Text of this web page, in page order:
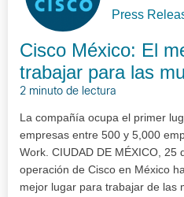
Press
Cisco México: El
trabajar para las
2 minuto de lectura
La compañía ocupa el primer
empresas entre 500 y 5,000
Work. CIUDAD DE MÉXICO,
operación de Cisco en México
mejor lugar para trabajar de las